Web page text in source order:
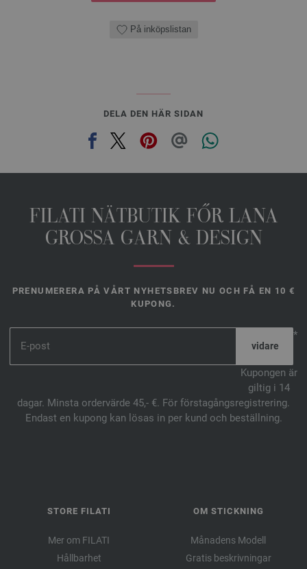
På inköpslistan
DELA DEN HÄR SIDAN
FILATI NÄTBUTIK FŐR LANA
GROSSA GARN & DESIGN
PRENUMERERA PÅ VÅRT NYHETSBREV NU OCH FÅ EN 10 €
KUPONG.
*
Kupongen är
giltig i 14
dagar. Minsta ordervärde 45,- €. För förstagångsregistrering.
Endast en kupong kan lösas in per kund och beställning.
STORE FILATI
Mer om FILATI
Hållbarhet
OM STICKNING
Månadens Modell
Gratis beskrivningar